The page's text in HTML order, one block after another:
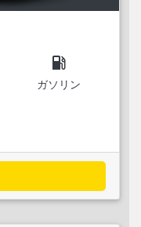
local_gas_station
ガソリン